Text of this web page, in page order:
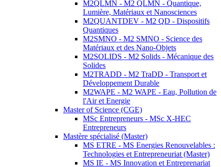
M2QLMN - M2 QLMN - Quantique,
Lumière, Matériaux et Nanosciences
M2QUANTDEV - M2 QD - Dispositifs
Quantiques
M2SMNO - M2 SMNO - Science des
Matériaux et des Nano-Objets
M2SOLIDS - M2 Solids - Mécanique des
Solides
M2TRADD - M2 TraDD - Transport et
Développement Durable
M2WAPE - M2 WAPE - Eau, Pollution de
l'Air et Energie
Master of Science (CGE)
MSc Entrepreneurs - MSc X-HEC
Entrepreneurs
Mastère spécialisé (Master)
MS ETRE - MS Energies Renouvelables :
Technologies et Entrepreneuriat (Master)
MS IE - MS Innovation et Entreprenariat